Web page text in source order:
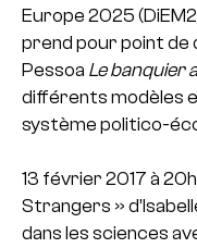
Europe 2025
prend pour point de
Pessoa Le banquier
différents modèles
système politico-
13 février 2017 à
Strangers »
dans les sciences